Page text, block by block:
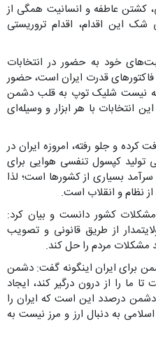
عاطفه و انسانیت همگی از
این اقدام، اقدام تروریستی
خود به حضور در انتخابات
فاکتورهای قدرت ایران است، حضور
نیست شلیک توپ به قلب دشمن
انتخابات با هر ابزار و وسیله‌ای
کرده و جلو رفته، امروزه ایران در
تولید کپسول تنفسی هوایی برای
سرآمد بسیاری از کشورها است؛ لذا
نظام و انقلاب است.
کشور دانست و بیان کرد:
از طریق قانونی و تصویب
مشکلات مردم را حل کند.
برای ایران اینگونه گفت: دشمن
ما را از درون درگیر کند، ایجاد
دشمن درصدد این‌ است که ایران را
به دنبال ارز و مرز نیست به